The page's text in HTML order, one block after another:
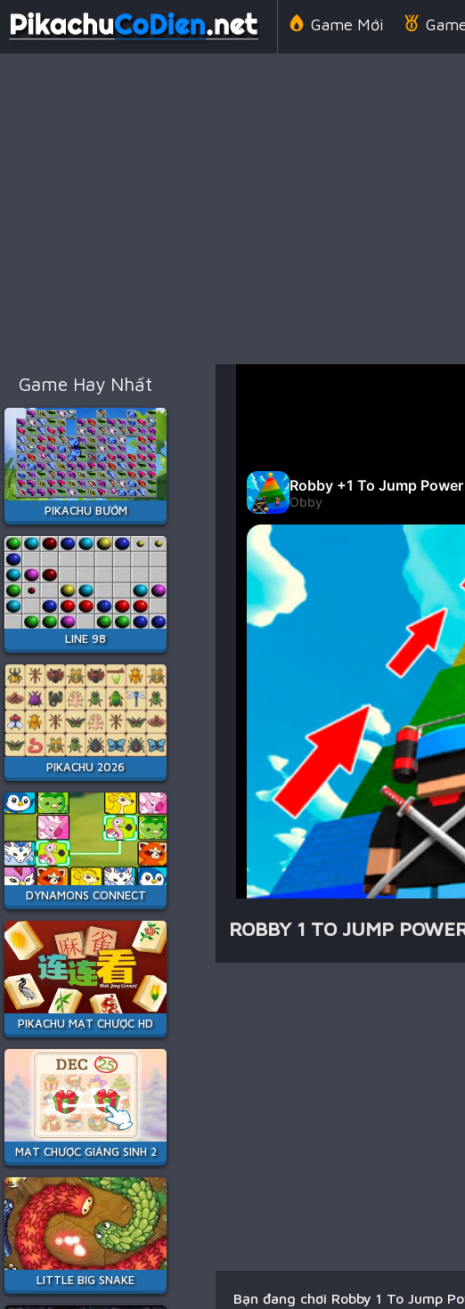
Game Mới
Game Hay Nhất
PIKACHU BƯỚM
LINE 98
PIKACHU 2026
DYNAMONS CONNECT
PIKACHU MẠT CHƯỢC HD
MẠT CHƯỢC GIÁNG SINH 2
LITTLE BIG SNAKE
ROBBY 1 TO JUMP
Bạn đang chơi Robby 1 To Jump